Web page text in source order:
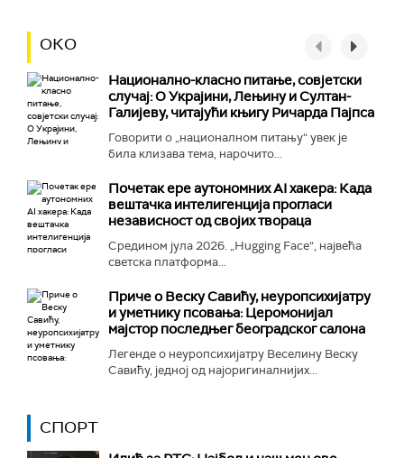
ОКО
Национално-класнo питање, совјетски
случај: О Украјини, Лењину и Султан-
Галијеву, читајући књигу Ричарда Пајпса
Говорити о „националном питању“ увек је
била клизава тема, нарочито...
Почетак ере аутономних AI хакера: Када
вештачка интелигенција прогласи
независност од својих твораца
Средином јула 2026. „Hugging Face“, највећа
светска платформа...
Приче о Веску Савићу, неуропсихијатру
и уметнику псовања: Церомонијал
мајстор последњег београдског салона
Легенде о неуропсихијатру Веселину Веску
Савићу, једној од најоригиналнијих...
СПОРТ